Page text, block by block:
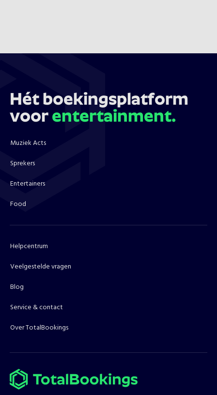
Hét boekingsplatform
voor entertainment.
Muziek Acts
Sprekers
Entertainers
Food
Helpcentrum
Veelgestelde vragen
Blog
Service & contact
Over TotalBookings